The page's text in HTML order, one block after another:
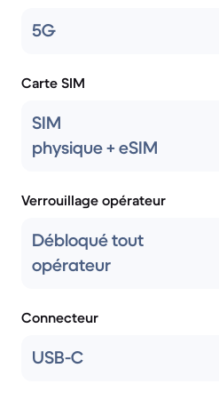
5G
Carte SIM
SIM
physique + eSIM
Verrouillage opérateur
Débloqué tout
opérateur
Connecteur
USB-C